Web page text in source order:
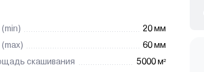
20 мм
60 мм
скашивания
5000 м²